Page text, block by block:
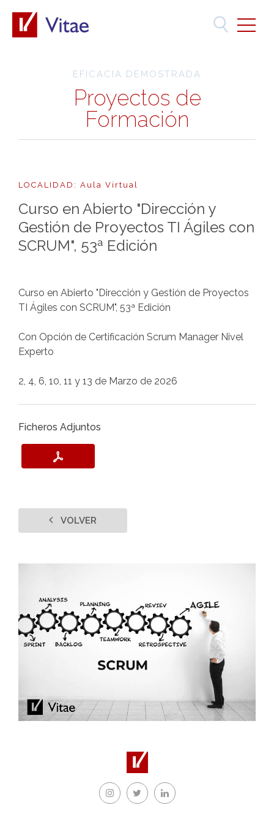
EFICACIA DEMOSTRADA
Proyectos de
Formación
LOCALIDAD: Aula Virtual
Curso en Abierto "Dirección y
Gestión de Proyectos TI Ágiles con
SCRUM", 53ª Edición
Curso en Abierto "Dirección y Gestión de Proyectos
TI Ágiles con SCRUM", 53ª Edición
Con Opción de Certificación Scrum Manager Nivel
Experto
2, 4, 6, 10, 11 y 13 de Marzo de 2026
Ficheros Adjuntos
VOLVER